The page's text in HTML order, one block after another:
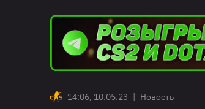
14:06, 10.05.23 | Новость